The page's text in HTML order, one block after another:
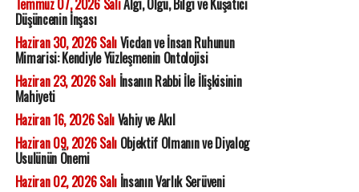
Temmuz 07, 2026 SalıAlgı, Olgu, Bilgi ve Kuşatıcı
Düşüncenin İnşası
Haziran 30, 2026 SalıVicdan ve İnsan Ruhunun
Mimarisi: Kendiyle Yüzleşmenin Ontolojisi
Haziran 23, 2026 Salıİnsanın Rabbi İle İlişkisinin
Mahiyeti
Haziran 16, 2026 SalıVahiy ve Akıl
Haziran 09, 2026 SalıObjektif Olmanın ve Diyalog
Usulünün Önemi
Haziran 02, 2026 Salıİnsanın Varlık Serüveni